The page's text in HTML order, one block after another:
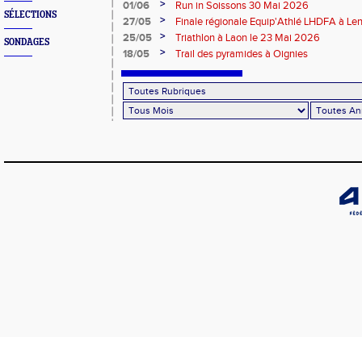
SÉLECTIONS
SONDAGES
01/06
>
Run in Soissons 30 Mai 2026
27/05
>
Finale régionale Equip'Athlé LHDFA à
25/05
>
Triathlon à Laon le 23 Mai 2026
18/05
> Trail des pyramides à Oignies